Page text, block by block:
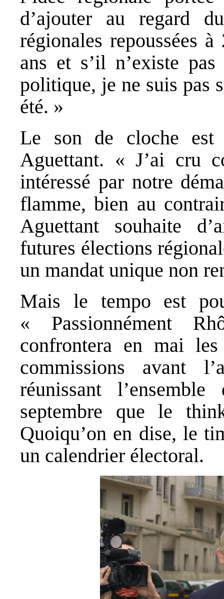
d’ajouter au regard
régionales repoussées
ans et s’il n’existe
politique, je ne suis pas
été. »
Le son de cloche
Aguettant. « J’ai cru
intéressé par notre
flamme, bien au
Aguettant souhaite
futures élections
un mandat unique non
Mais le tempo est
« Passionnément
confrontera en mai
commissions avant
réunissant
septembre que le
Quoiqu’on en dise, le
un calendrier électoral.